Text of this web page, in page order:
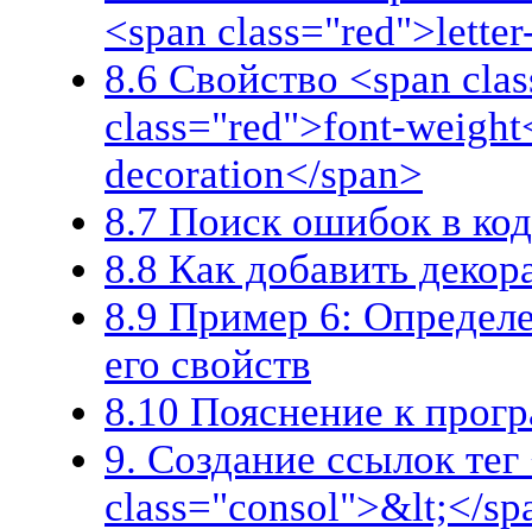
<span
8.6 Свойство <span
class="red">font-
decoration</span>
8.7 Поиск ошибок в
8.8 Как добавить
8.9 Пример 6:
его свойств
8.10 Пояснение к
9. Создание ссылок
class="consol">&lt;</